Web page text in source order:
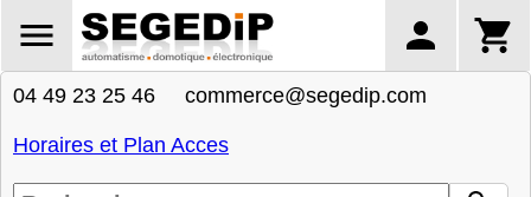
04 49 23 25 46 commerce@segedip.com
Horaires et Plan Acces